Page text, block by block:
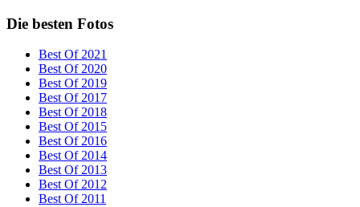
Die besten Fotos
Best Of 2021
Best Of 2020
Best Of 2019
Best Of 2017
Best Of 2018
Best Of 2015
Best Of 2016
Best Of 2014
Best Of 2013
Best Of 2012
Best Of 2011